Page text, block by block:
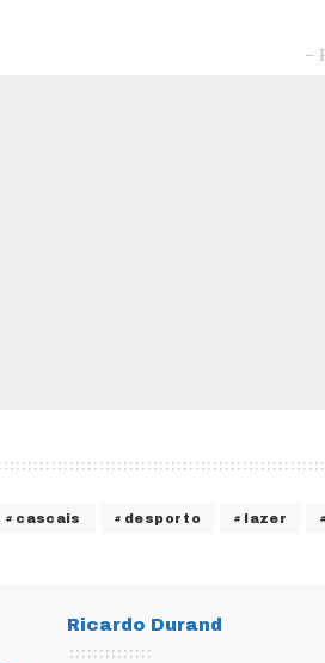
–
cascais desporto lazer
Ricardo Durand